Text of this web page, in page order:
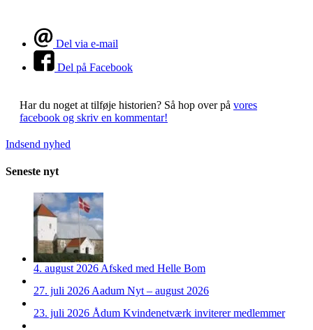
Del via e-mail
Del på Facebook
Har du noget at tilføje historien? Så hop over på vores
facebook og skriv en kommentar!
Indsend nyhed
Seneste nyt
4. august 2026 Afsked med Helle Bom
27. juli 2026 Aadum Nyt – august 2026
23. juli 2026 Ådum Kvindenetværk inviterer medlemmer